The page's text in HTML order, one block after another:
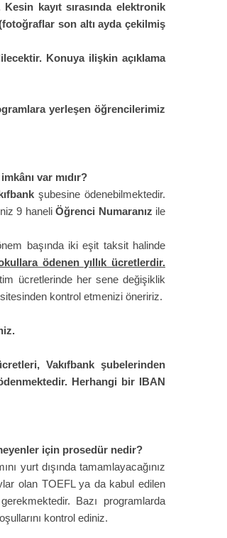
kayıt sırasında elektronik
son altı ayda çekilmiş
Konuya ilişkin açıklama
yerleşen öğrencilerimiz
var mıdır?
şubesine ödenebilmektedir.
9 haneliÖğrenci Numaranız ile
başında iki eşit taksit halinde
ödenen yıllık ücretlerdir.
ücretlerinde her sene değişiklik
kontrol etmenizi öneririz.
Vakıfbank şubelerinden
Herhangi bir IBAN
için prosedür nedir?
yurt dışında tamamlayacağınız
olan TOEFL ya da kabul edilen
Bazı programlarda
kontrol ediniz.